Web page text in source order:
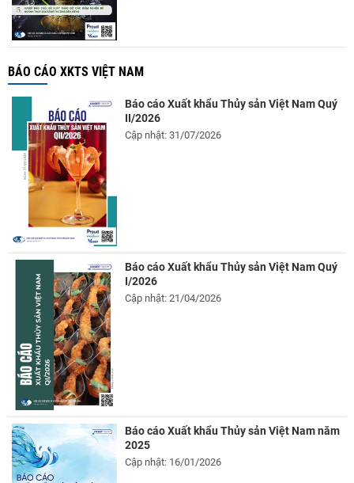
BÁO CÁO XKTS VIỆT NAM
Báo cáo Xuất khẩu Thủy sản Việt Nam Quý
II/2026
Cập nhật: 31/07/2026
Báo cáo Xuất khẩu Thủy sản Việt Nam Quý
I/2026
Cập nhật: 21/04/2026
Báo cáo Xuất khẩu Thủy sản Việt Nam năm
2025
Cập nhật: 16/01/2026